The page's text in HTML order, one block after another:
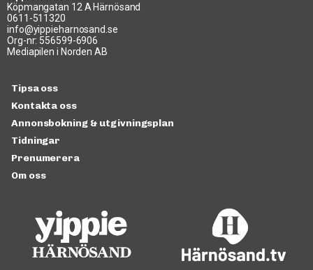
Köpmangatan 12 A Härnösand
0611-511320
info@yippieharnosand.se
Org-nr: 556599-6906
Mediapilen i Norden AB
Tipsa oss
Kontakta oss
Annonsbokning & utgivningsplan
Tidningar
Prenumerera
Om oss